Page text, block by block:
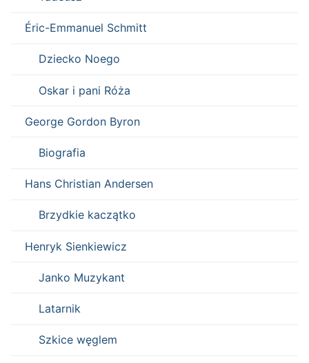
Éric-Emmanuel Schmitt
Dziecko Noego
Oskar i pani Róża
George Gordon Byron
Biografia
Hans Christian Andersen
Brzydkie kaczątko
Henryk Sienkiewicz
Janko Muzykant
Latarnik
Szkice węglem